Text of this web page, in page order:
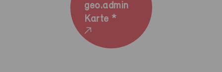
geo.admin
Karte *